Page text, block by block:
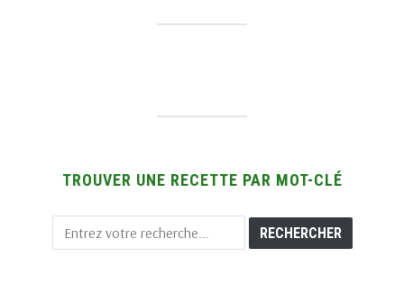
TROUVER UNE RECETTE PAR MOT-CLÉ